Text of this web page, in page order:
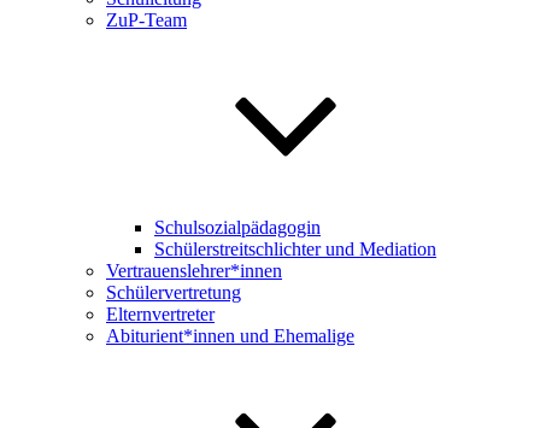
ZuP-Team
Schulsozialpädagogin
Schülerstreitschlichter und Mediation
Vertrauenslehrer*innen
Schülervertretung
Elternvertreter
Abiturient*innen und Ehemalige